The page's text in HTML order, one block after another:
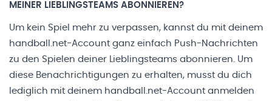
MEINER LIEBLINGSTEAMS ABONNIEREN?
Um kein Spiel mehr zu verpassen, kannst du mit deinem
handball.net-Account ganz einfach Push-Nachrichten
zu den Spielen deiner Lieblingsteams abonnieren. Um
diese Benachrichtigungen zu erhalten, musst du dich
lediglich mit deinem handball.net-Account anmelden